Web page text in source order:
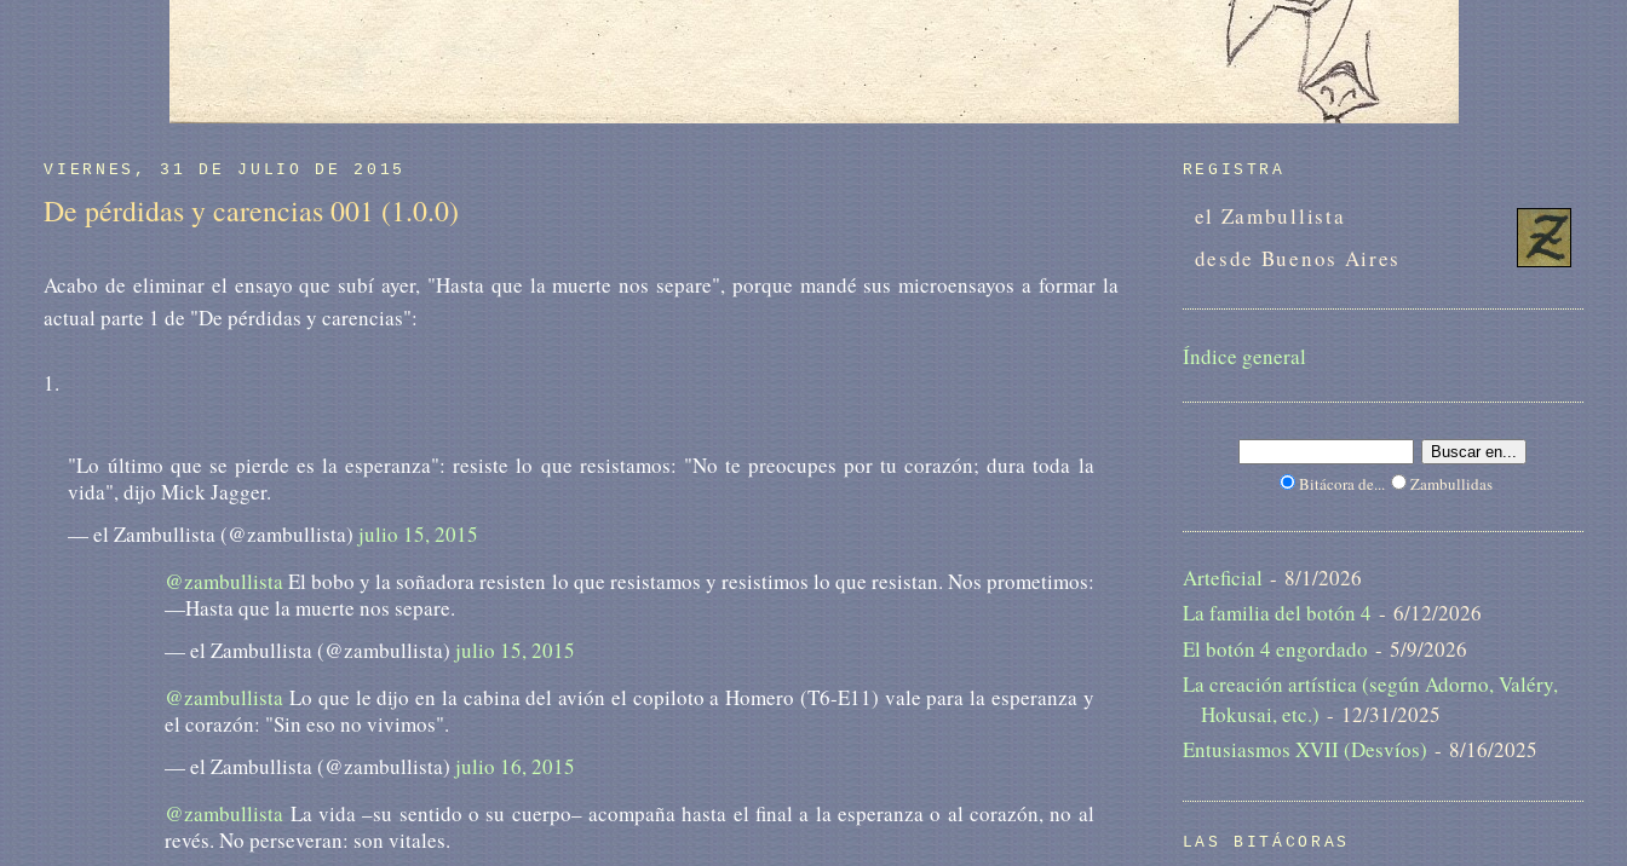
VIERNES, 31 DE JULIO DE 2015
De pérdidas y carencias 001 (1.0.0)
Acabo de eliminar el ensayo que subí ayer, "Hasta que la muerte nos separe", porque mandé sus microensayos a formar la
actual parte 1 de "De pérdidas y carencias":
1.
"Lo último que se pierde es la esperanza": resiste lo que resistamos: "No te preocupes por tu corazón; dura toda la
vida", dijo Mick Jagger.
— el Zambullista (@zambullista) julio 15, 2015
@zambullistaEl bobo y la soñadora resisten lo que resistamos y resistimos lo que resistan. Nos prometimos:
—Hasta que la muerte nos separe.
— el Zambullista (@zambullista) julio 15, 2015
@zambullista Lo que le dijo en la cabina del avión el copiloto a Homero (T6-E11) vale para la esperanza y
el corazón: "Sin eso no vivimos".
— el Zambullista (@zambullista) julio 16, 2015
@zambullista La vida –su sentido o su cuerpo– acompaña hasta el final a la esperanza o al corazón, no al
revés. No perseveran: son vitales.
REGISTRA
el Zambullista
desde Buenos Aires
Índice general
Bitácora de... Zambullidas
Arteficial - 8/1/2026
La familia del botón 4 - 6/12/2026
El botón 4 engordado - 5/9/2026
La creación artística (según Adorno, Valéry,
Hokusai, etc.) - 12/31/2025
Entusiasmos XVII (Desvíos) - 8/16/2025
LAS BITÁCORAS